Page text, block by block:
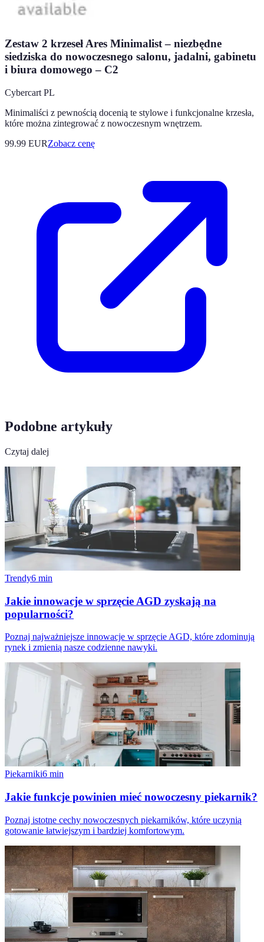
Zestaw 2 krzeseł Ares Minimalist – niezbędne
siedziska do nowoczesnego salonu, jadalni, gabinetu
i biura domowego – C2
Cybercart PL
Minimaliści z pewnością docenią te stylowe i funkcjonalne krzesła,
które można zintegrować z nowoczesnym wnętrzem.
99.99 EURZobacz cenę
Podobne artykuły
Czytaj dalej
Trendy6 min
Jakie innowacje w sprzęcie AGD zyskają na
popularności?
Poznaj najważniejsze innowacje w sprzęcie AGD, które zdominują
rynek i zmienią nasze codzienne nawyki.
Piekarniki6 min
Jakie funkcje powinien mieć nowoczesny piekarnik?
Poznaj istotne cechy nowoczesnych piekarników, które uczynią
gotowanie łatwiejszym i bardziej komfortowym.